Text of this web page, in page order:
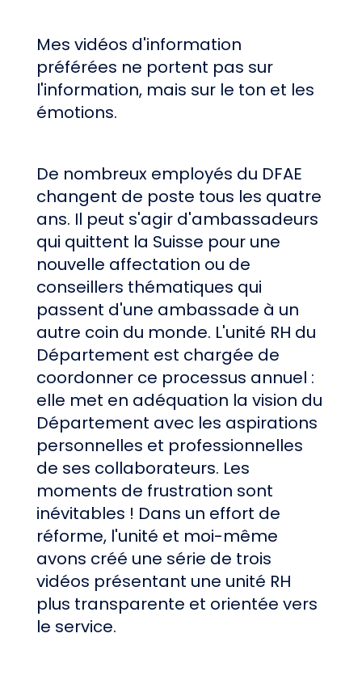
Mes vidéos d'information
préférées ne portent pas sur
l'information, mais sur le ton et les
émotions.
De nombreux employés du DFAE
changent de poste tous les quatre
ans. Il peut s'agir d'ambassadeurs
qui quittent la Suisse pour une
nouvelle affectation ou de
conseillers thématiques qui
passent d'une ambassade à un
autre coin du monde. L'unité RH du
Département est chargée de
coordonner ce processus annuel :
elle met en adéquation la vision du
Département avec les aspirations
personnelles et professionnelles
de ses collaborateurs. Les
moments de frustration sont
inévitables ! Dans un effort de
réforme, l'unité et moi-même
avons créé une série de trois
vidéos présentant une unité RH
plus transparente et orientée vers
le service.